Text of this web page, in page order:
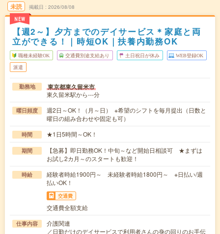
未読
NEW
掲載日 2026/08/08
【週2～】夕方までのデイサービス＊家庭と両
立ができる！｜時短OK｜扶養内勤務OK
職種未経験OK 交通費別途支給あり 土日祝日が休み WEB登録OK
派遣
勤務地 東京都東久留米市
東久留米駅から---分
曜日頻度
週2日～OK！（月～日） ※希望のシフトを毎月提出（日数と
曜日の組み合わせや固定も可）
時間 ★1日5時間～OK！
期間
【急募】即日勤務OK！中旬～など開始日相談可 ★まずは
お試し2カ月～のスタートも歓迎！
時給
経験者時給1900円～ 未経験者時給1800円～ ※日払い/週
払いOK！
交通費
交通費全額支給
仕事内容
介護関連
／日勤だけのデイサービスで利用者さんの身の回りのお手伝